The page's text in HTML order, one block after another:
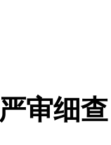
严审细